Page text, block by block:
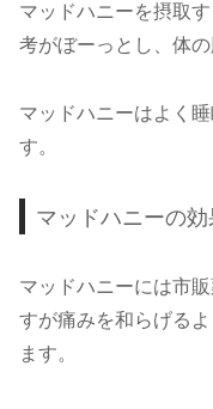
マッドハニーを摂取
考がぼーっとし、体
マッドハニーはよく
す。
マッドハニーの
マッドハニーには市
すが痛みを和らげる
ます。